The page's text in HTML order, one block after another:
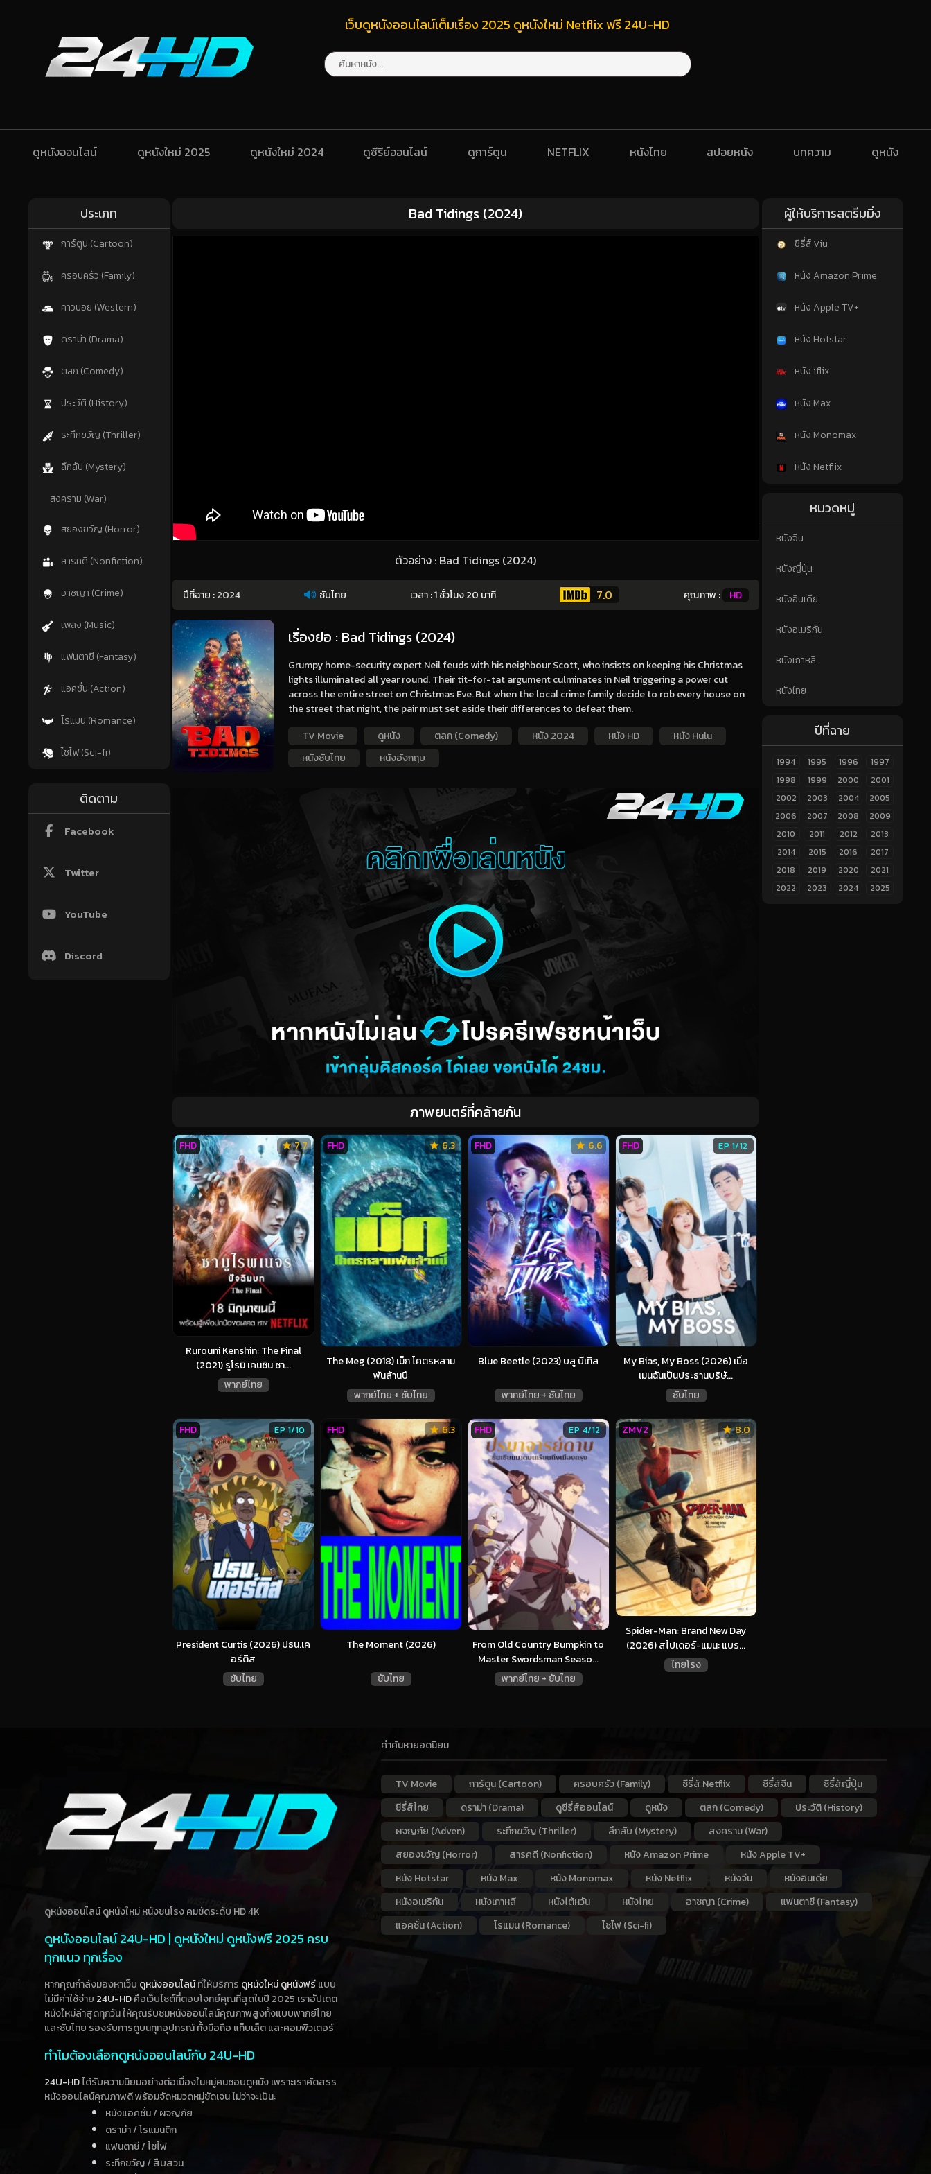
เว็บดูหนังออนไลน์เต็มเรื่อง 2025 ดูหนังใหม่ Netflix ฟรี 24U-HD
ดูหนังออนไลน์ ดูหนังใหม่ 2025 ดูหนังใหม่ 2024 ดูซีรีย์ออนไลน์ ดูการ์ตูน NETFLIX หนังไทย สปอยหนัง บทความ ดูหนัง
ประเภท
การ์ตูน (Cartoon)
ครอบครัว (Family)
คาวบอย (Western)
ดราม่า (Drama)
ตลก (Comedy)
ประวัติ (History)
ระทึกขวัญ (Thriller)
ลึกลับ (Mystery)
สงคราม (War)
สยองขวัญ (Horror)
สารคดี (Nonfiction)
อาชญา (Crime)
เพลง (Music)
แฟนตาซี (Fantasy)
แอคชั่น (Action)
โรแมน (Romance)
ไซไฟ (Sci-fi)
ติดตาม
Facebook
Twitter
YouTube
Discord
Bad Tidings (2024)
ตัวอย่าง : Bad Tidings (2024)
ปีที่ฉาย :2024 ซับไทย เวลา : 1 ชั่วโมง 20 นาที 7.0 คุณภาพ : HD
เรื่องย่อ : Bad Tidings (2024)
Grumpy home-security expert Neil feuds with his neighbour Scott, who insists on keeping his Christmas
lights illuminated all year round. Their tit-for-tat argument culminates in Neil triggering a power cut
across the entire street on Christmas Eve. But when the local crime family decide to rob every house on
the street that night, the pair must set aside their differences to defeat them.
TV Movie
ดูหนัง ตลก (Comedy) หนัง 2024 หนัง HD
หนัง Hulu
หนังซับไทย
หนังอังกฤษ
ภาพยนตร์ที่คล้ายกัน
Rurouni Kenshin: The Final
(2021) รูโรนิ เคนชิน ซา...
พากย์ไทย
7.7
FHD
The Meg (2018) เม็ก โคตรหลาม
พันล้านปี
พากย์ไทย + ซับไทย
6.3
FHD
Blue Beetle (2023) บลู บีเทิล
พากย์ไทย + ซับไทย
6.6
FHD
My Bias, My Boss (2026) เมื่อ
เมนฉันเป็นประธานบริษั...
ซับไทย
EP 1/12
FHD
President Curtis (2026) ปธน.เค
อร์ติส
ซับไทย
EP 1/10
FHD
The Moment (2026)
ซับไทย
6.3
FHD
From Old Country Bumpkin to
Master Swordsman Seaso...
พากย์ไทย + ซับไทย
EP 4/12
FHD
Spider-Man: Brand New Day
(2026) สไปเดอร์-แมน: แบร...
ไทยโรง
8.0
ZMV2
ผู้ให้บริการสตรีมมิ่ง
ซีรี่ส์ Viu
หนัง Amazon Prime
หนัง Apple TV+
หนัง Hotstar
หนัง iflix
หนัง Max
หนัง Monomax
หนัง Netflix
หมวดหมู่
หนังจีน
หนังญี่ปุ่น
หนังอินเดีย
หนังอเมริกัน
หนังเกาหลี
หนังไทย
ปีที่ฉาย
1994 1995 1996
1997
1998
1999 2000
2001
2002
2003 2004
2005
2006
2007 2008
2009
2010
2011 2012
2013
2014
2015 2016
2017
2018
2019 2020
2021
2022
2023 2024 2025
ดูหนังออนไลน์ ดูหนังใหม่ หนังชนโรง คมชัดระดับ HD 4K
ดูหนังออนไลน์ 24U-HD | ดูหนังใหม่ ดูหนังฟรี 2025 ครบ
ทุกแนว ทุกเรื่อง
หากคุณกำลังมองหาเว็บ ดูหนังออนไลน์ที่ให้บริการ ดูหนังใหม่ดูหนังฟรีแบบ
ไม่มีค่าใช้จ่าย 24U-HDคือเว็บไซต์ที่ตอบโจทย์คุณที่สุดในปี 2025 เราอัปเดต
หนังใหม่ล่าสุดทุกวัน ให้คุณรับชมหนังออนไลน์คุณภาพสูงทั้งแบบพากย์ไทย
และซับไทย รองรับการดูบนทุกอุปกรณ์ ทั้งมือถือ แท็บเล็ต และคอมพิวเตอร์
ทำไมต้องเลือกดูหนังออนไลน์กับ 24U-HD
24U-HDได้รับความนิยมอย่างต่อเนื่องในหมู่คนชอบดูหนัง เพราะเราคัดสรร
หนังออนไลน์คุณภาพดี พร้อมจัดหมวดหมู่ชัดเจน ไม่ว่าจะเป็น:
หนังแอคชั่น / ผจญภัย
ดราม่า / โรแมนติก
แฟนตาซี / ไซไฟ
ระทึกขวัญ / สืบสวน
คำค้นหายอดนิยม
TV Movie การ์ตูน (Cartoon) ครอบครัว (Family) ซีรี่ส์ Netflix ซีรี่ส์จีน
ซีรี่ส์ญี่ปุ่น
ซีรี่ส์ไทย
ดราม่า (Drama) ดูซีรี่ส์ออนไลน์ ดูหนัง ตลก (Comedy)
ประวัติ (History)
ผจญภัย (Adven)
ระทึกขวัญ (Thriller) ลึกลับ (Mystery)
สงคราม (War)
สยองขวัญ (Horror)
สารคดี (Nonfiction) หนัง Amazon Prime
หนัง Apple TV+
หนัง Hotstar
หนัง Max หนัง Monomax หนัง Netflix หนังจีน
หนังอินเดีย
หนังอเมริกัน
หนังเกาหลี หนังไต้หวัน หนังไทย อาชญา (Crime)
แฟนตาซี (Fantasy)
แอคชั่น (Action)
โรแมน (Romance) ไซไฟ (Sci-fi)